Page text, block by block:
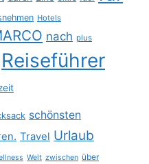
Hotels
nach plus
Reiseführer
schönsten
Travel Urlaub
Welt zwischen über